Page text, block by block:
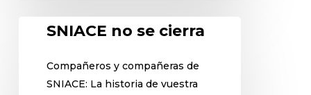
SNIACE no se cierra
Compañeros y compañeras de
SNIACE: La historia de vuestra